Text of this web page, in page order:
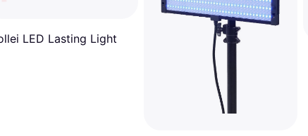
LED Lasting Light